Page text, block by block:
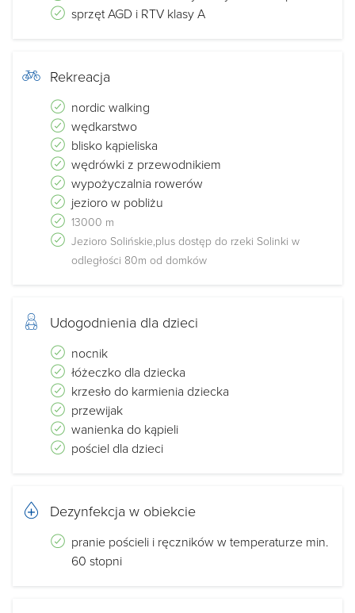
sprzęt AGD i RTV klasy A
Rekreacja
nordic walking
wędkarstwo
blisko kąpieliska
wędrówki z przewodnikiem
wypożyczalnia rowerów
jezioro w pobliżu
13000 m
Jezioro Solińskie,plus dostęp do rzeki Solinki w
odległości 80m od domków
Udogodnienia dla dzieci
nocnik
łóżeczko dla dziecka
krzesło do karmienia dziecka
przewijak
wanienka do kąpieli
pościel dla dzieci
Dezynfekcja w obiekcie
pranie pościeli i ręczników w temperaturze min.
60 stopni